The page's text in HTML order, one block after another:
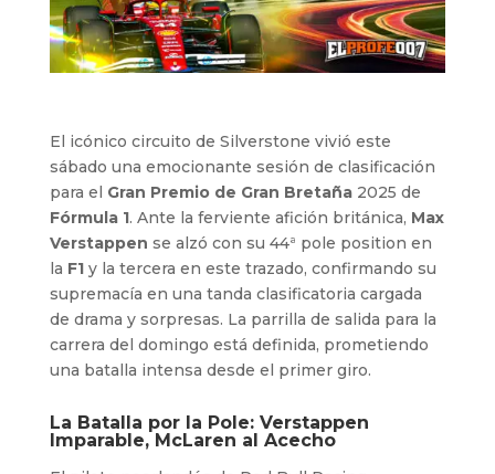
El icónico circuito de Silverstone vivió este
sábado una emocionante sesión de clasificación
para el Gran Premio de Gran Bretaña2025 de
Fórmula 1. Ante la ferviente afición británica, Max
Verstappen se alzó con su 44ª pole position en
la F1y la tercera en este trazado, confirmando su
supremacía en una tanda clasificatoria cargada
de drama y sorpresas. La parrilla de salida para la
carrera del domingo está definida, prometiendo
una batalla intensa desde el primer giro.
La Batalla por la Pole: Verstappen
Imparable, McLaren al Acecho